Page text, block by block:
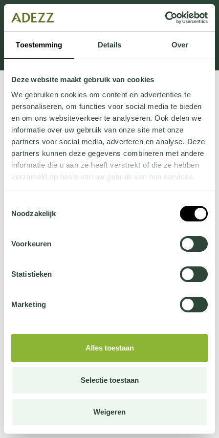
Toestemming Details Over
Deze website maakt gebruik van cookies
We gebruiken cookies om content en advertenties te
personaliseren, om functies voor social media te bieden
en om ons websiteverkeer te analyseren. Ook delen we
informatie over uw gebruik van onze site met onze
partners voor social media, adverteren en analyse. Deze
partners kunnen deze gegevens combineren met andere
informatie die u aan ze heeft verstrekt of die ze hebben
verzameld op basis van uw gebruik van hun services.
jehier.
Noodzakelijk
Voorkeuren
Statistieken
Marketing
Alles toestaan
Selectie toestaan
Weigeren
Dieser Abschnitt wird derzeit gewartet.
Wenn Sie Informationen vermissen, können Sie uns
unter +31 413 395 294 anrufen oder uns unter